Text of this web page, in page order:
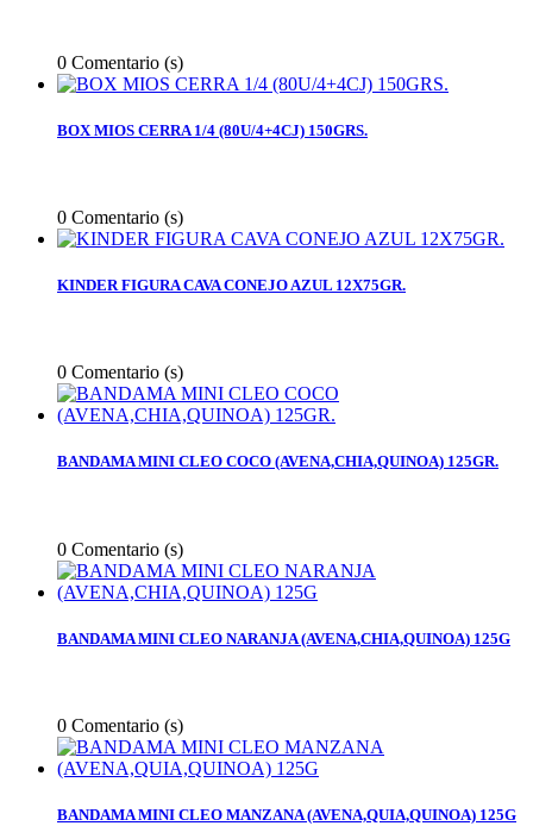
0 Comentario (s)
BOX MIOS CERRA 1/4 (80U/4+4CJ) 150GRS.
0 Comentario (s)
KINDER FIGURA CAVA CONEJO AZUL 12X75GR.
0 Comentario (s)
BANDAMA MINI CLEO COCO (AVENA,CHIA,QUINOA) 125GR.
0 Comentario (s)
BANDAMA MINI CLEO NARANJA (AVENA,CHIA,QUINOA) 125G
0 Comentario (s)
BANDAMA MINI CLEO MANZANA (AVENA,QUIA,QUINOA) 125G